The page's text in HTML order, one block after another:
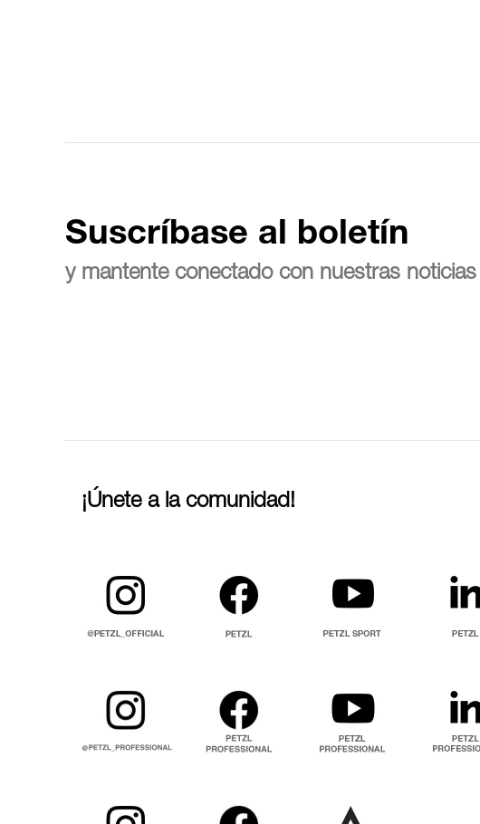
Suscríbase al boletín
y mantente conectado con nuestras noticias
¡Únete a la comunidad!